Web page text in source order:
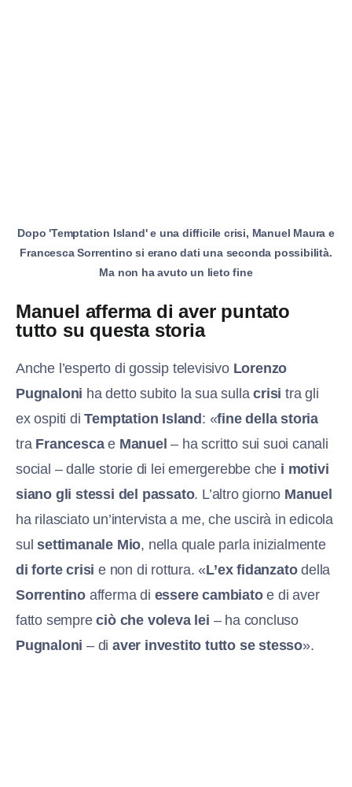
Dopo 'Temptation Island' e una difficile crisi, Manuel Maura e
Francesca Sorrentino si erano dati una seconda possibilità.
Ma non ha avuto un lieto fine
Manuel afferma di aver puntato
tutto su questa storia
Anche l’esperto di gossip televisivo Lorenzo
Pugnaloni ha detto subito la sua sullacrisi tra gli
ex ospiti diTemptation Island : «fine della storia
tra Francescae Manuel – ha scritto sui suoi canali
social – dalle storie di lei emergerebbe che i motivi
siano gli stessi del passato. L’altro giorno Manuel
ha rilasciato un’intervista a me, che uscirà in edicola
sulsettimanale Mio, nella quale parla inizialmente
di forte crisi e non di rottura. «L’ex fidanzatodella
Sorrentino afferma di essere cambiatoe di aver
fatto sempreciò che voleva lei – ha concluso
Pugnaloni – diaver investito tutto se stesso».